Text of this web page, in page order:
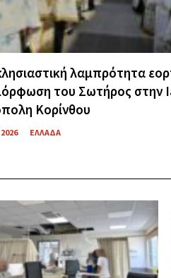
λαμπρότητα
του Σωτήρος στην
Κορίνθου
ΕΛΛΑΔΑ